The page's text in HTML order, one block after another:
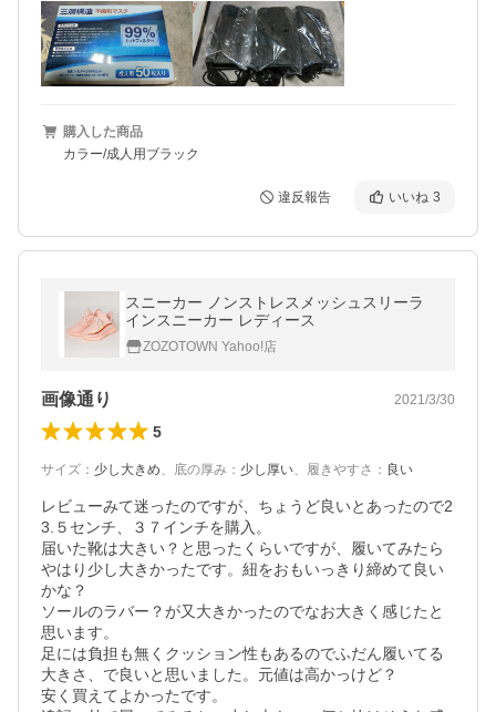
購入した商品
カラー/成人用ブラック
違反報告 いいね 3
スニーカー ノンストレスメッシュスリーラ
インスニーカー レディース
ZOZOTOWN Yahoo!店
画像通り 2021/3/30
5
サイズ ： 少し大きめ、 底の厚み ： 少し厚い、 履きやすさ ： 良い
レビューみて迷ったのですが、ちょうど良いとあったので2
3.５センチ、３７インチを購入。
届いた靴は大きい？と思ったくらいですが、履いてみたら
やはり少し大きかったです。紐をおもいっきり締めて良い
かな？
ソールのラバー？が又大きかったのでなお大きく感じたと
思います。
足には負担も無くクッション性もあるのでふだん履いてる
大きさ、で良いと思いました。元値は高かっけど？
安く買えてよかったです。